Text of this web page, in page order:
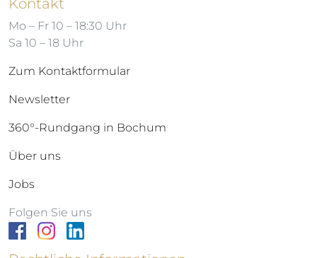
Kontakt
Mo – Fr 10 – 18:30 Uhr
Sa 10 – 18 Uhr
Zum Kontaktformular
Newsletter
360°-Rundgang in Bochum
Über uns
Jobs
Folgen Sie uns